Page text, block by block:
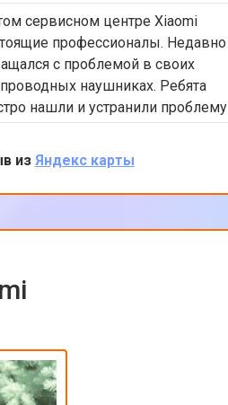
сервисном центре Xiaomi
профессионалы. Недавно
с проблемой в своих
наушниках. Ребята
нашли и устранили проблему
Цены адекватные,
на высоком уровне.
из Яндекс карты